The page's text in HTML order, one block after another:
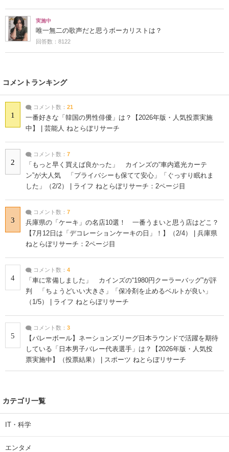
実施中
唯一無二の歌声だと思うボーカリストは？
回答数：8122
コメントランキング
1
コメント数： 21
一番好きな「韓国の男性俳優」は？【2026年版・人気投票実施
中】 | 芸能人 ねとらぼリサーチ
2
コメント数： 7
「もっと早く買えば良かった」 カインズの“車内遮光カーテ
ン”が大人気 「プライバシーも保てて安心」「ぐっすり眠れま
した」（2/2） | ライフ ねとらぼリサーチ：2ページ目
3
コメント数： 7
兵庫県の「ケーキ」の名店10選！ 一番うまいと思う店はどこ？
【7月12日は「デコレーションケーキの日」！】（2/4） | 兵庫県
ねとらぼリサーチ：2ページ目
4
コメント数： 4
「車に常備しました」 カインズの“1980円クーラーバッグ”が評
判 「ちょうどいい大きさ」「保冷剤を止めるベルトが良い」
（1/5） | ライフ ねとらぼリサーチ
5
コメント数： 3
【バレーボール】ネーションズリーグ日本ラウンドで活躍を期待
している「日本男子バレー代表選手」は？【2026年版・人気投
票実施中】（投票結果） | スポーツ ねとらぼリサーチ
カテゴリ一覧
IT・科学
エンタメ